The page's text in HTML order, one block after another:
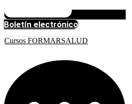
Boletín electrónico
Cursos FORMARSALUD